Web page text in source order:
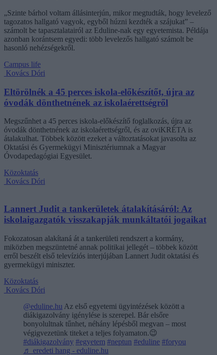
„Szinte bárhol voltam állásinterjún, mikor megtudták, hogy levelező
tagozatos hallgató vagyok, egyből húzni kezdték a szájukat” –
számolt be tapasztalatairól az Eduline-nak egy egyetemista. Példája
azonban korántsem egyedi: több levelezős hallgató számolt be
hasonló nehézségekről.
Campus life
Kovács Dóri
Eltörölnék a 45 perces iskola-előkészítőt, újra az
óvodák dönthetnének az iskolaérettségről
Megszűnhet a 45 perces iskola-előkészítő foglalkozás, újra az
óvodák dönthetnének az iskolaérettségről, és az oviKRÉTA is
átalakulhat. Többek között ezeket a változtatásokat javasolta az
Oktatási és Gyermekügyi Minisztériumnak a Magyar
Óvodapedagógiai Egyesület.
Közoktatás
Kovács Dóri
Lannert Judit a tankerületek átalakításáról: Az
iskolaigazgatók visszakapják munkáltatói jogaikat
Fokozatosan alakítaná át a tankerületi rendszert a kormány,
miközben megszüntetné annak politikai jellegét – többek között
erről beszélt első televíziós interjújában Lannert Judit oktatási és
gyermekügyi miniszter.
Közoktatás
Kovács Dóri
@eduline.hu Az első egyetemi ügyintézések között a
diákigazolvány igénylése is szerepel. Bár elsőre
bonyolultnak tűnhet, néhány lépésből megvan – most
végigvezetünk titeket a teljes folyamaton.😉
#diákigazolvány #egyetem #neptun #eduline #foryou
♬ eredeti hang - eduline.hu